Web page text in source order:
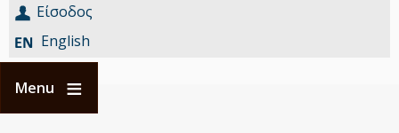
Είσοδος
English
Menu